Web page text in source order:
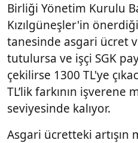
Birliği Yönetim Kurulu
Kızılgüneşler'in
tanesinde asgari ücret
tutulursa ve işçi SGK
çekilirse 1300 TL'ye
TL’lik farkının işverene
seviyesinde kalıyor.
Asgari ücretteki